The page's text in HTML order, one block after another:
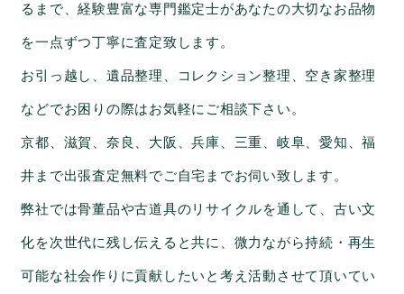
るまで、経験豊富な専門鑑定士があなたの大切なお品物
を一点ずつ丁寧に査定致します。
お引っ越し、遺品整理、コレクション整理、空き家整理
などでお困りの際はお気軽にご相談下さい。
京都、滋賀、奈良、大阪、兵庫、三重、岐阜、愛知、福
井まで出張査定無料でご自宅までお伺い致します。
弊社では骨董品や古道具のリサイクルを通して、古い文
化を次世代に残し伝えると共に、微力ながら持続・再生
可能な社会作りに貢献したいと考え活動させて頂いてい